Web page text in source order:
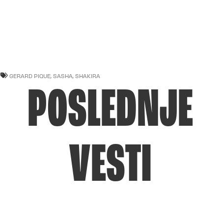
GERARD PIQUE, SASHA, SHAKIRA
POSLEDNJE
VESTI